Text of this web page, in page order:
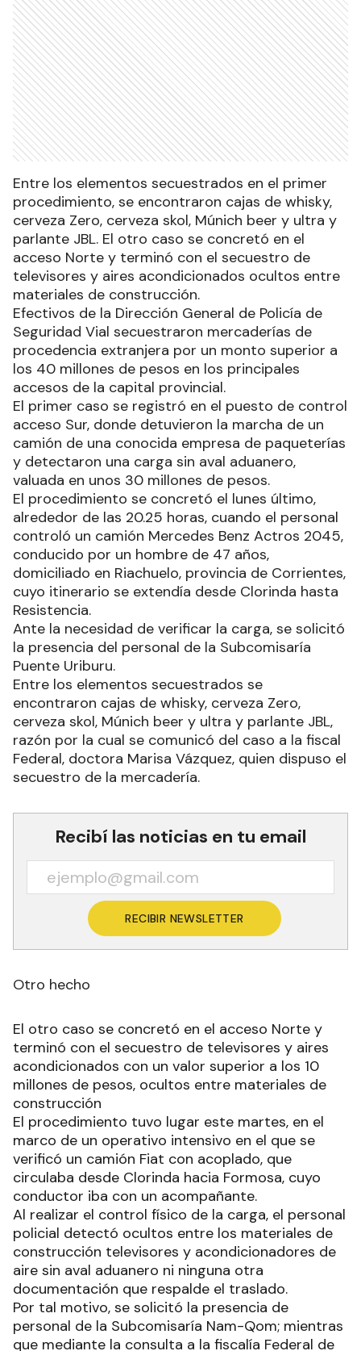
Entre los elementos secuestrados en el primer
procedimiento, se encontraron cajas de whisky,
cerveza Zero, cerveza skol, Múnich beer y ultra y
parlante JBL. El otro caso se concretó en el
acceso Norte y terminó con el secuestro de
televisores y aires acondicionados ocultos entre
materiales de construcción.
Efectivos de la Dirección General de Policía de
Seguridad Vial secuestraron mercaderías de
procedencia extranjera por un monto superior a
los 40 millones de pesos en los principales
accesos de la capital provincial.
El primer caso se registró en el puesto de control
acceso Sur, donde detuvieron la marcha de un
camión de una conocida empresa de paqueterías
y detectaron una carga sin aval aduanero,
valuada en unos 30 millones de pesos.
El procedimiento se concretó el lunes último,
alrededor de las 20.25 horas, cuando el personal
controló un camión Mercedes Benz Actros 2045,
conducido por un hombre de 47 años,
domiciliado en Riachuelo, provincia de Corrientes,
cuyo itinerario se extendía desde Clorinda hasta
Resistencia.
Ante la necesidad de verificar la carga, se solicitó
la presencia del personal de la Subcomisaría
Puente Uriburu.
Entre los elementos secuestrados se
encontraron cajas de whisky, cerveza Zero,
cerveza skol, Múnich beer y ultra y parlante JBL,
razón por la cual se comunicó del caso a la fiscal
Federal, doctora Marisa Vázquez, quien dispuso el
secuestro de la mercadería.
Recibí las noticias en tu email
RECIBIR NEWSLETTER
Otro hecho
El otro caso se concretó en el acceso Norte y
terminó con el secuestro de televisores y aires
acondicionados con un valor superior a los 10
millones de pesos, ocultos entre materiales de
construcción
El procedimiento tuvo lugar este martes, en el
marco de un operativo intensivo en el que se
verificó un camión Fiat con acoplado, que
circulaba desde Clorinda hacia Formosa, cuyo
conductor iba con un acompañante.
Al realizar el control físico de la carga, el personal
policial detectó ocultos entre los materiales de
construcción televisores y acondicionadores de
aire sin aval aduanero ni ninguna otra
documentación que respalde el traslado.
Por tal motivo, se solicitó la presencia de
personal de la Subcomisaría Nam-Qom; mientras
que mediante la consulta a la fiscalía Federal de